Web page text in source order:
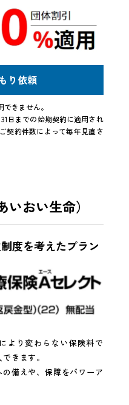
り依頼
きません。
日までの始期契約に適用され
契約件数によって毎年見直さ
いおい生命）
度を考えたプラン
より変わらない保険料で
きます。
備えや、保障をパワーア